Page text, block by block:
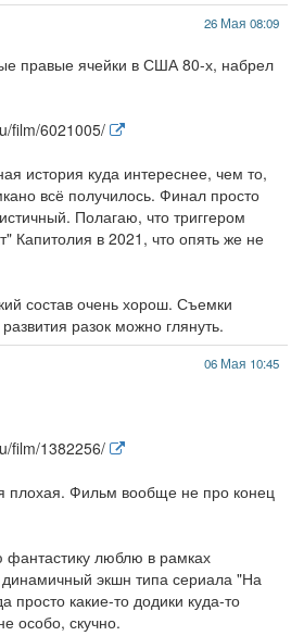
26 Мая 08:09
правые ячейки в США 80-х, набрел
film/6021005/
история куда интереснее, чем то,
всё получилось. Финал просто
Полагаю, что триггером
Капитолия в 2021, что опять же не
состав очень хорош. Съемки
разок можно глянуть.
06 Мая 10:45
film/1382256/
плохая. Фильм вообще не про конец
фантастику люблю в рамках
экшн типа сериала "На
просто какие-то додики куда-то
особо, скучно.